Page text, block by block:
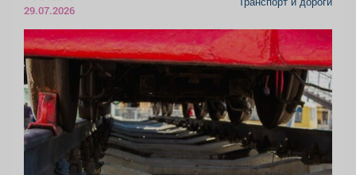
29.07.2026